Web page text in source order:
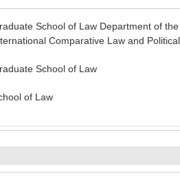
School of Law Department of
Comparative Law and
School of Law
of Law